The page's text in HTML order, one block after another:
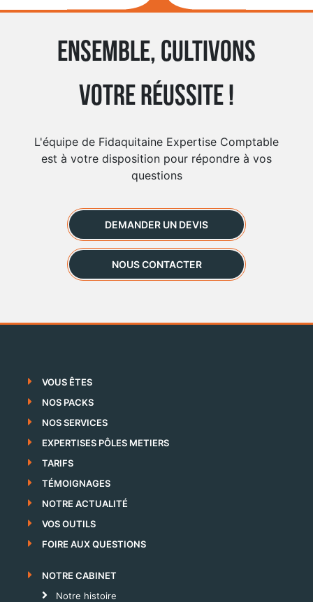
Ensemble, cultivons
votre réussite !
L'équipe de Fidaquitaine Expertise Comptable
est à votre disposition pour répondre à vos
questions
DEMANDER UN DEVIS
NOUS CONTACTER
VOUS ÊTES
NOS PACKS
NOS SERVICES
EXPERTISES PÔLES METIERS
TARIFS
TÉMOIGNAGES
NOTRE ACTUALITÉ
VOS OUTILS
FOIRE AUX QUESTIONS
NOTRE CABINET
Notre histoire